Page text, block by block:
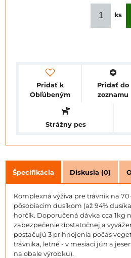
ks
Pridať k
Obľúbeným
Pridať do
zoznamu
Strážny pes
Špecifikácia Diskusia (0)
Komplexná výživa pre trávnik na 70
pôsobiacim dusíkom (až 94%
horčík. Doporučená dávka cca 1kg
zabezpečenie dostatočnej a
postačujú 3 prihnojenia počas
trávnika, letné - v mesiaci jún a
na obale výrobku).